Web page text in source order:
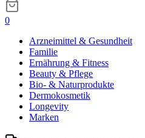
0
Arzneimittel & Gesundheit
Familie
Ernährung & Fitness
Beauty & Pflege
Bio- & Naturprodukte
Dermokosmetik
Longevity
Marken